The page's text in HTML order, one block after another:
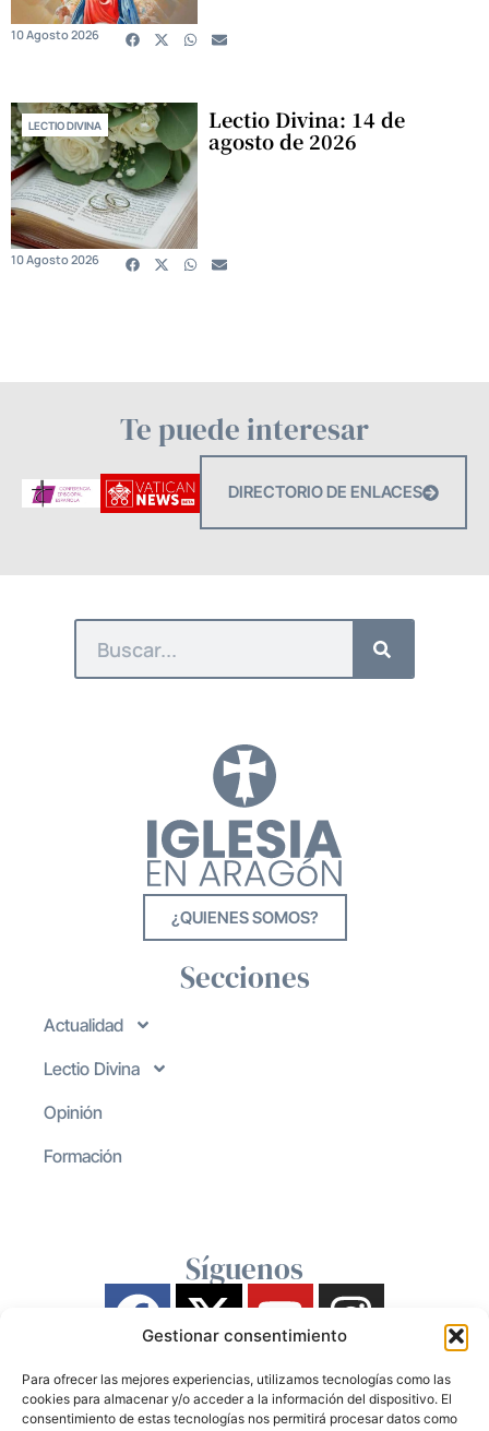
Gestionar consentimiento
Para ofrecer las mejores experiencias, utilizamos tecnologías como las
cookies para almacenar y/o acceder a la información del dispositivo. El
consentimiento de estas tecnologías nos permitirá procesar datos como
10 Agosto 2026
LECTIO DIVINA Lectio Divina: 14 de
agosto de 2026
10 Agosto 2026
Te puede interesar
DIRECTORIO DE ENLACES
¿QUIENES SOMOS?
Secciones
Actualidad
Lectio Divina
Opinión
Formación
Síguenos